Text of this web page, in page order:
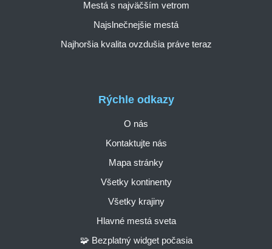
Rýchle odkazy
O nás
Kontaktujte nás
Mapa stránky
Všetky kontinenty
Všetky krajiny
Hlavné mestá sveta
🧩 Bezplatný widget počasia
Mestá s najväčším vetrom
Najslnečnejšie mestá
Najhoršia kvalita ovzdušia práve teraz